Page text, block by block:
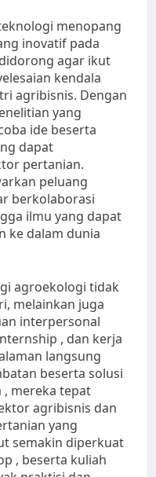
menopang
inovatif pada
agar ikut
kendala
agribisnis. Dengan
yang
ide beserta
dapat
pertanian.
peluang
berkolaborasi
ilmu yang dapat
ke dalam dunia
agroekologi tidak
melainkan juga
interpersonal
, dan kerja
langsung
beserta solusi
, mereka tepat
agribisnis dan
yang
semakin diperkuat
, beserta kuliah